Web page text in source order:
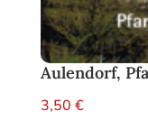
Aulendorf,
3,50 €